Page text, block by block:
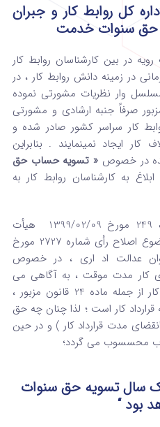
مشورتی شماره 3 اداره کل روابط کار و جبران
سنوات خدمت
در بین کارشناسان روابط کار
در زمینه دانش روابط کار ، در
وار نظریات مشورتی نموده
صرفاً جنبه ارشادی و مشورتی
کار سراسر کشور صادر شده و
ایجاد نمینمایند . بنابراین
در خصوص « تسویه حساب حق
به کارشناسان روابط کار به
با عنایت به مفاد دادنامه شماره 249 مورخ 1399/02/09 هیأت
عمومی دیوان عدالت اداری با موضوع اصلاح رأی شماره 2727 مورخ
دیوان عدالت اد اری ، در خصوص
کار مدت موقت ، به آگاهی می
رسانم : با عنایت به مفاد قانون کار از جمله ماده 24 قانون مزبور ،
کار است ؛ لذا چنان چه حق
مدت قرارداد کار ) و در حین
محسسوب می گردد؛
سال تسویه حق سنوات
بود “